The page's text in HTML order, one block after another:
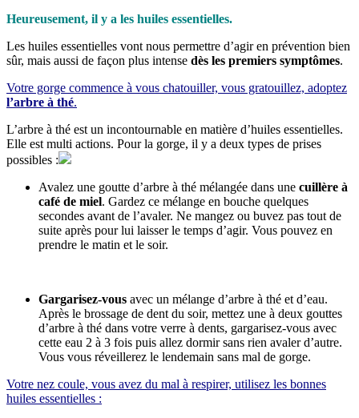
Heureusement, il y a les huiles essentielles.
Les huiles essentielles vont nous permettre d’agir en prévention bien
sûr, mais aussi de façon plus intense dès les premiers symptômes.
Votre gorge commence à vous chatouiller, vous gratouillez, adoptez
l’arbre à thé.
L’arbre à thé est un incontournable en matière d’huiles essentielles.
Elle est multi actions. Pour la gorge, il y a deux types de prises
possibles :
Avalez une goutte d’arbre à thé mélangée dans une cuillère à
café de miel. Gardez ce mélange en bouche quelques
secondes avant de l’avaler. Ne mangez ou buvez pas tout de
suite après pour lui laisser le temps d’agir. Vous pouvez en
prendre le matin et le soir.
Gargarisez-vous avec un mélange d’arbre à thé et d’eau.
Après le brossage de dent du soir, mettez une à deux gouttes
d’arbre à thé dans votre verre à dents, gargarisez-vous avec
cette eau 2 à 3 fois puis allez dormir sans rien avaler d’autre.
Vous vous réveillerez le lendemain sans mal de gorge.
Votre nez coule, vous avez du mal à respirer, utilisez les bonnes
huiles essentielles :